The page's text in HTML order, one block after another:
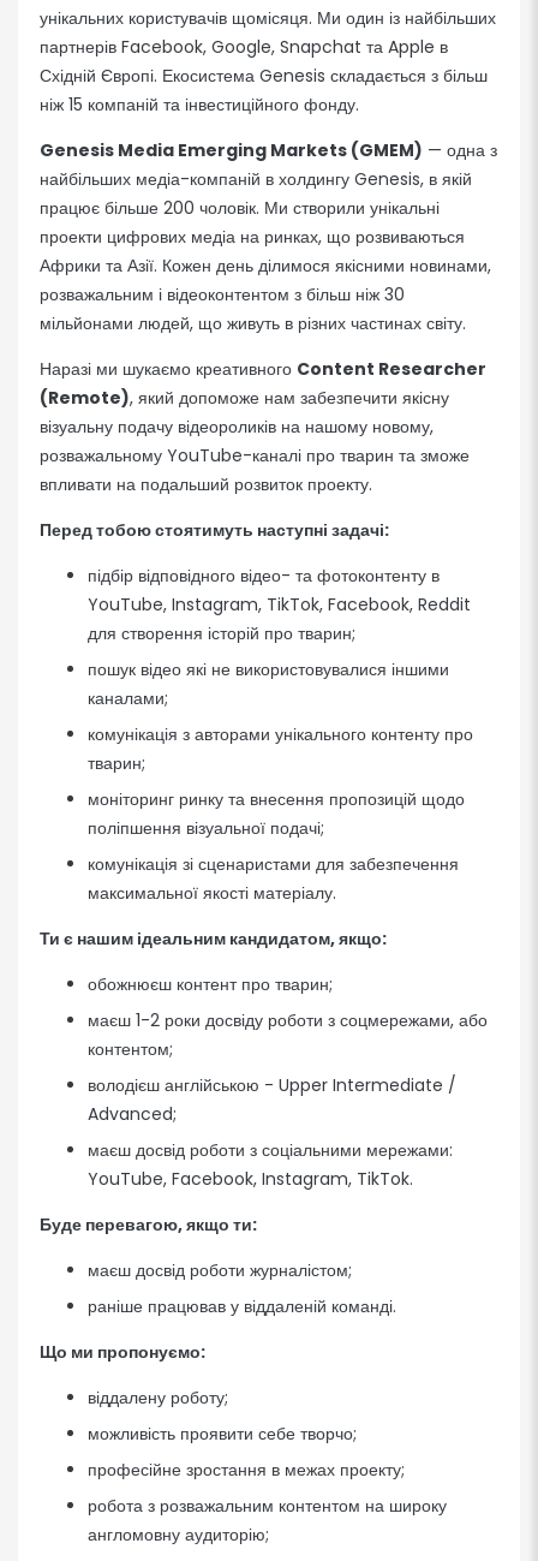
унікальних користувачів щомісяця. Ми один із найбільших
партнерів Facebook, Google, Snapchat та Apple в
Східній Європі. Екосистема Genesis складається з більш
ніж 15 компаній та інвестиційного фонду.
Genesis Media Emerging Markets (GMEM) — одна з
найбільших медіа-компаній в холдингу Genesis, в якій
працює більше 200 чоловік. Ми створили унікальні
проекти цифрових медіа на ринках, що розвиваються
Африки та Азії. Кожен день ділимося якісними новинами,
розважальним і відеоконтентом з більш ніж 30
мільйонами людей, що живуть в різних частинах світу.
Наразі ми шукаємо креативного Content Researcher
(Remote), який допоможе нам забезпечити якісну
візуальну подачу відеороликів на нашому новому,
розважальному YouTube-каналі про тварин та зможе
впливати на подальший розвиток проекту.
Перед тобою стоятимуть наступні задачі:
підбір відповідного відео- та фотоконтенту в
YouTube, Instagram, TikTok, Facebook, Reddit
для створення історій про тварин;
пошук відео які не використовувалися іншими
каналами;
комунікація з авторами унікального контенту про
тварин;
моніторинг ринку та внесення пропозицій щодо
поліпшення візуальної подачі;
комунікація зі сценаристами для забезпечення
максимальної якості матеріалу.
Ти є нашим ідеальним кандидатом, якщо:
обожнюєш контент про тварин;
маєш 1-2 роки досвіду роботи з соцмережами, або
контентом;
володієш англійською - Upper Intermediate /
Advanced;
маєш досвід роботи з соціальними мережами:
YouTube, Facebook, Instagram, TikTok.
Буде перевагою, якщо ти:
маєш досвід роботи журналістом;
раніше працював у віддаленій команді.
Що ми пропонуємо:
віддалену роботу;
можливість проявити себе творчо;
професійне зростання в межах проекту;
робота з розважальним контентом на широку
англомовну аудиторію;